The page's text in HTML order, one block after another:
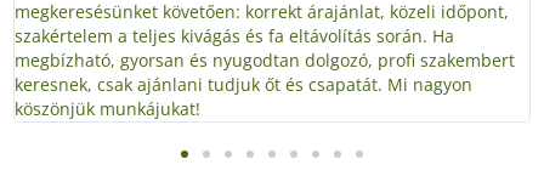
megkeresésünket követően: korrekt árajánlat, közeli időpont,
szakértelem a teljes kivágás és fa eltávolítás során. Ha
megbízható, gyorsan és nyugodtan dolgozó, profi szakembert
keresnek, csak ajánlani tudjuk őt és csapatát. Mi nagyon
köszönjük munkájukat!